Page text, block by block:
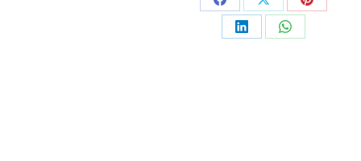
Partager
sur
Partager
sur
Partager
PartagerPartager